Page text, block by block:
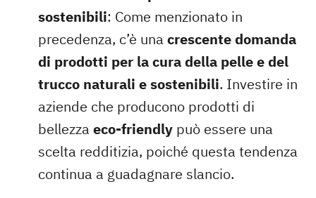
sostenibili: Come menzionato in
precedenza, c’è una crescente domanda
di prodotti per la cura della pelle e del
trucco naturali e sostenibili. Investire in
aziende che producono prodotti di
bellezza eco-friendly può essere una
scelta redditizia, poiché questa tendenza
continua a guadagnare slancio.